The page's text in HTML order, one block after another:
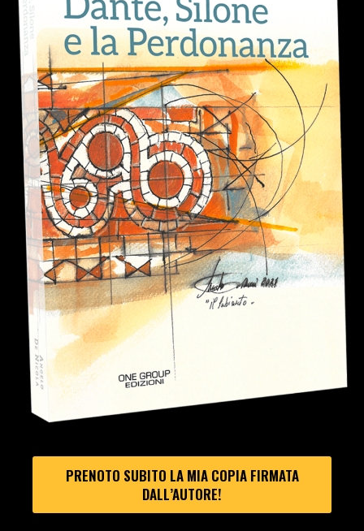
PRENOTO SUBITO LA MIA COPIA FIRMATA
DALL’AUTORE!